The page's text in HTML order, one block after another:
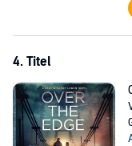
4. Titel